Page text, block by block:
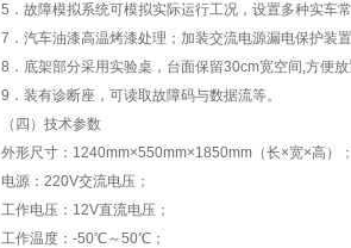
5．故障模拟系统可模拟实际运行工况，设置多种实车
7．汽车油漆高温烤漆处理；加装交流电源漏电保护装
8．底架部分采用实验桌，台面保留30cm宽空间,方便
9．装有诊断座，可读取故障码与数据流等。
（四）技术参数
外形尺寸：1240mm×550mm×1850mm（长×宽×高）；
电源：220V交流电压；
工作电压：12V直流电压；
工作温度：-50℃～50℃；